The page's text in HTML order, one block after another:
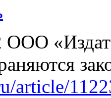
article/